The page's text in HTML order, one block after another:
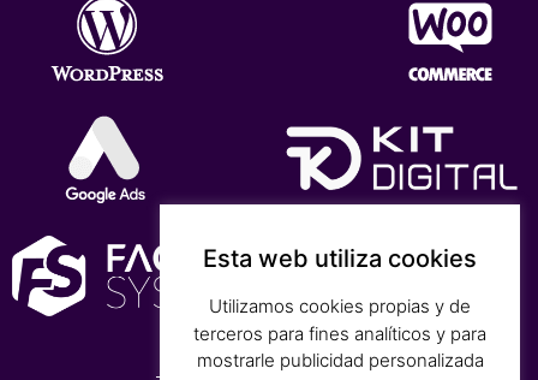
Esta web utiliza cookies
Utilizamos cookies propias y de
terceros para fines analíticos y para
mostrarle publicidad personalizada